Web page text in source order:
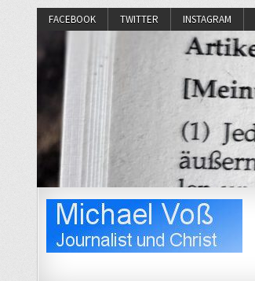
FACEBOOK TWITTER INSTAGRAM